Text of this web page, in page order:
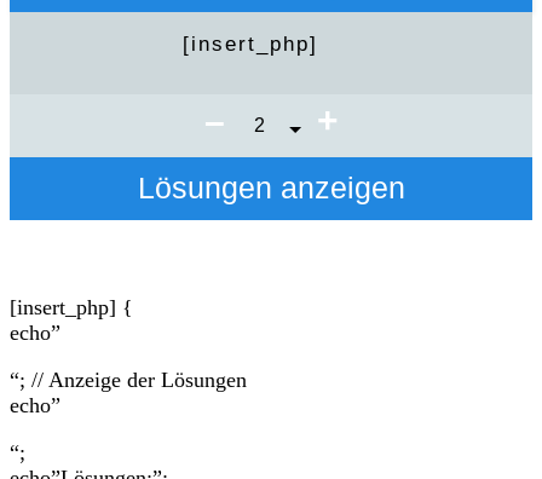
– +
Lösungen anzeigen
[insert_php] {
echo”
“; // Anzeige der Lösungen
echo”
“;